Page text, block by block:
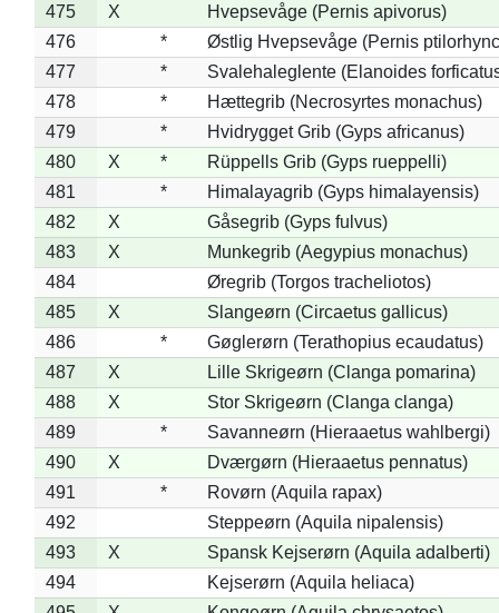
475
X
Hvepsevåge (Pernis apivorus)
476
*
Østlig Hvepsevåge (Pernis
477
*
Svalehaleglente (Elanoides
478
*
Hættegrib (Necrosyrtes monachus)
479
*
Hvidrygget Grib (Gyps africanus)
480
X *
Rüppells Grib (Gyps rueppelli)
481
*
Himalayagrib (Gyps himalayensis)
482
X
Gåsegrib (Gyps fulvus)
483
X
Munkegrib (Aegypius monachus)
484
Øregrib (Torgos tracheliotos)
485
X
Slangeørn (Circaetus gallicus)
486
*
Gøglerørn (Terathopius ecaudatus)
487
X
Lille Skrigeørn (Clanga pomarina)
488
X
Stor Skrigeørn (Clanga clanga)
489
*
Savanneørn (Hieraaetus wahlbergi)
490
X
Dværgørn (Hieraaetus pennatus)
491
*
Rovørn (Aquila rapax)
492
Steppeørn (Aquila nipalensis)
493
X
Spansk Kejserørn (Aquila adalberti)
494
Kejserørn (Aquila heliaca)